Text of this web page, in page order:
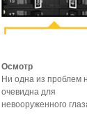
Осмотр
Ни одна из проблем
очевидна для
невооруженного